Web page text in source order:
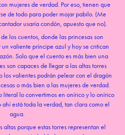
mujeres de verdad. Por eso, tienen que
de todo para poder mojar pabilo. (Me
usaría condón, apuesto que no).
los cuentos, donde las princesas son
un valiente príncipe azul y hoy se critican
Solo que el cuento es más bien una
son capaces de llegar a las altas torres
los valientes podrán pelear con el dragón
o más bien a las mujeres de verdad.
literal lo convertimos en onírico y lo onírico
está toda la verdad, tan clara como el
agua.
altas porque estas torres representan el